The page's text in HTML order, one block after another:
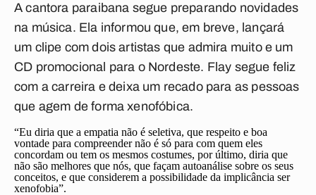
A cantora paraibana segue preparando novidades
na música. Ela informou que, em breve, lançará
um clipe com dois artistas que admira muito e um
CD promocional para o Nordeste. Flay segue feliz
com a carreira e deixa um recado para as pessoas
que agem de forma xenofóbica.
“Eu diria que a empatia não é seletiva, que respeito e boa
vontade para compreender não é só para com quem eles
concordam ou tem os mesmos costumes, por último, diria que
não são melhores que nós, que façam autoanálise sobre os seus
conceitos, e que considerem a possibilidade da implicância ser
xenofobia”.